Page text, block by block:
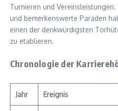
Turnieren und
und bemerkenswerte Paraden
einen der denkwürdigsten
zu etablieren.
Chronologie der
Jahr Ereignis